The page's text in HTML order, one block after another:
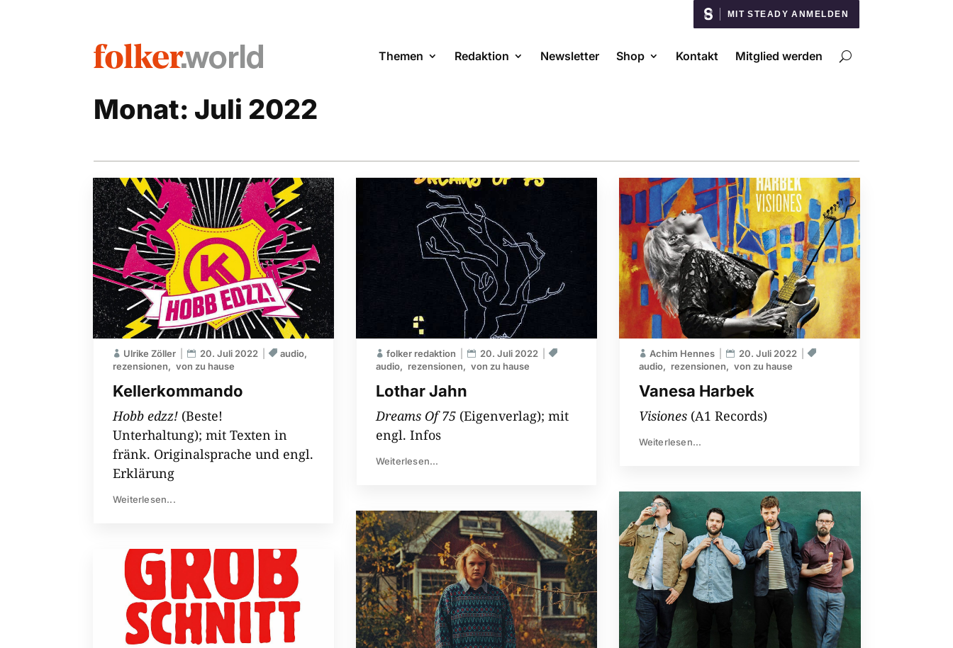
MIT STEADY ANMELDEN
Themen Redaktion Newsletter Shop Kontakt Mitglied werden
Monat: Juli 2022
Kellerkommando
Ulrike Zöller 20. Juli 2022
audio
rezensionen
von zu hause
Hobb edzz! (Beste!
Unterhaltung); mit Texten in
fränk. Originalsprache und engl.
Erklärung
Weiterlesen...
Lothar Jahn
folker redaktion
20. Juli 2022
audio
rezensionen von zu hause
Dreams Of 75 (Eigenverlag); mit
engl. Infos
Weiterlesen...
Vanesa Harbek
Achim Hennes
20. Juli 2022
audio
rezensionen von zu hause
Visiones (A1 Records)
Weiterlesen...